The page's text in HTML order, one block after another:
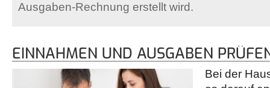
Ausgaben-Rechnung erstellt wird.
EINNAHMEN UND AUSGABEN
Bei der